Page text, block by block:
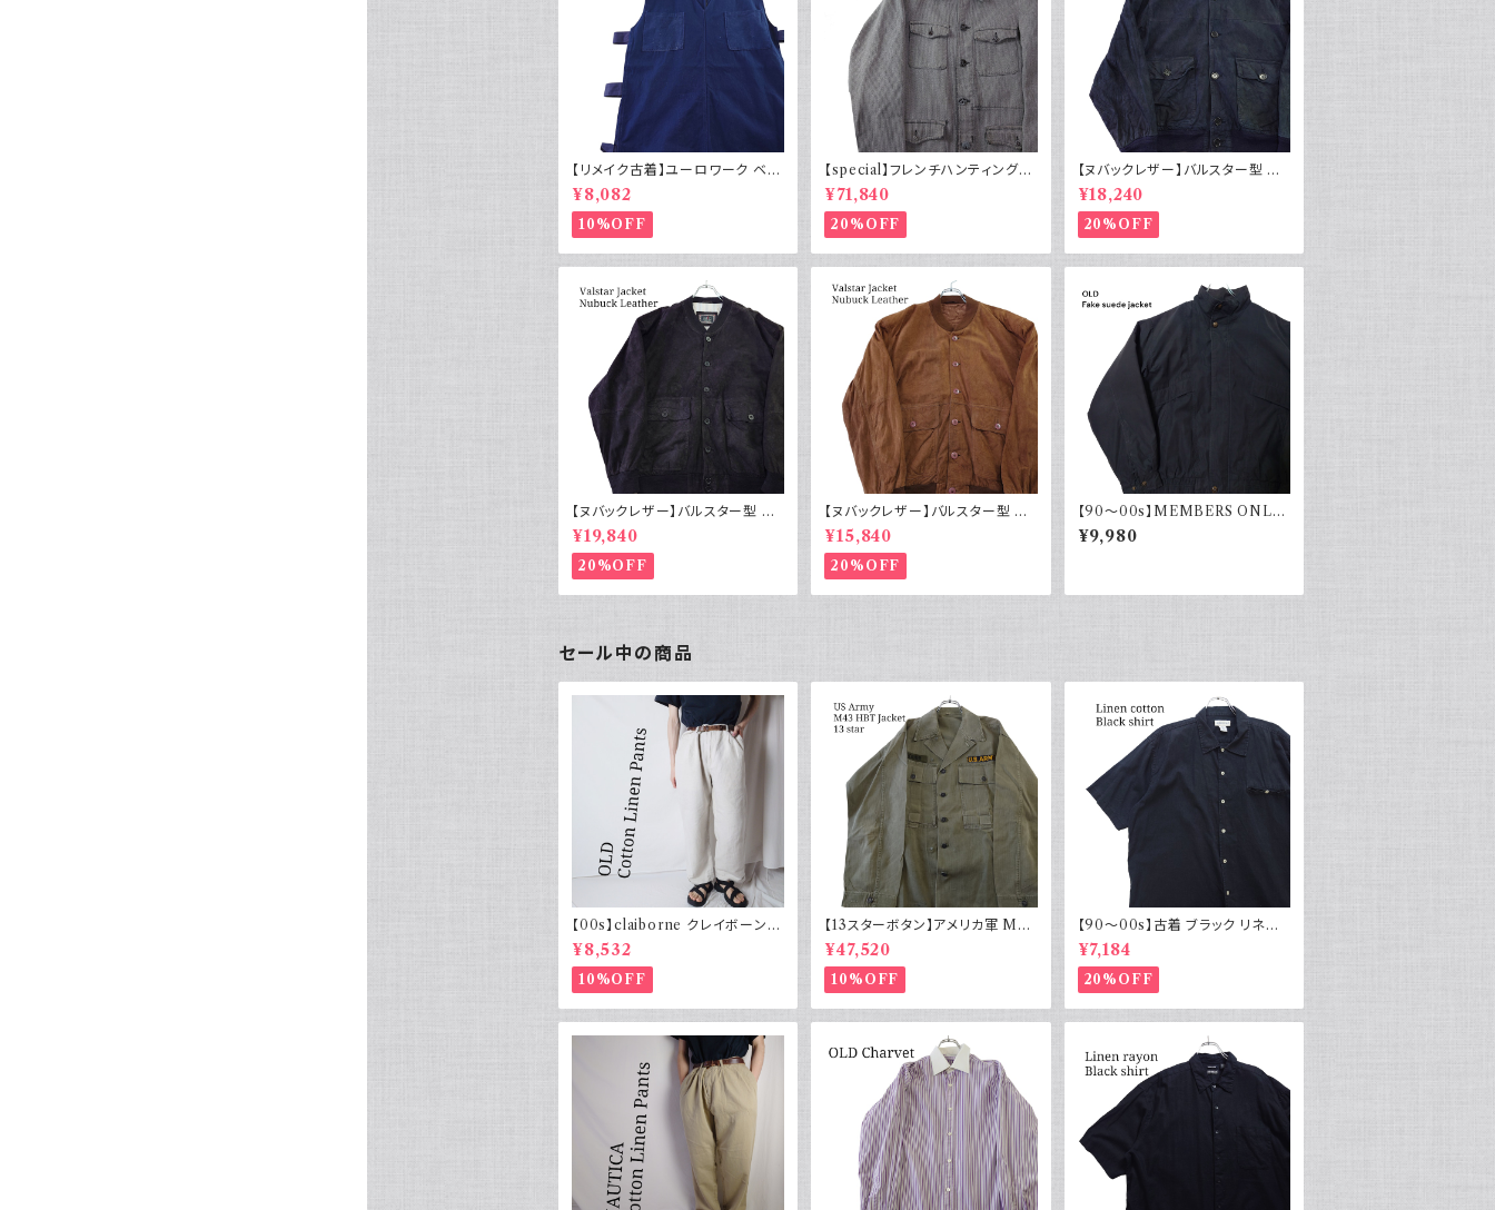
【リメイク古着】ユーロワーク ベス
ト フランス軍GAOモチーフ 管理
番号E217
¥8,082
10%OFF
【special】フレンチハンティングジ
ャケット コットンピケ 動物ボタン5
0s
¥71,840
20%OFF
【ヌバックレザー】バルスター型 ブ
ルゾンジャケット ユーロ古着 ヴィ
ンテージ 紺
¥18,240
20%OFF
【ヌバックレザー】バルスター型 ブ
ルゾンジャケット イタリア ヴィンテ
ージ 黒
¥19,840
20%OFF
【ヌバックレザー】バルスター型 ブ
ルゾンジャケット ヴァルスター ヴィ
ンテージ
¥15,840
20%OFF
【90～00s】MEMBERS ONLY
メンバーズオンリー フェードスエ
ード ブルゾンジャケット スウェー
¥9,980
セール中の商品
【00s】claiborne クレイボーン リ
ネンコットンパンツ ツータック
¥8,532
10%OFF
【13スターボタン】アメリカ軍 M43
HBT ジャケット パッチ 軍物 実物
¥47,520
10%OFF
【90～00s】古着 ブラック リネン
コットンシャツ 黒 ボックスシルエッ
ト
¥7,184
20%OFF